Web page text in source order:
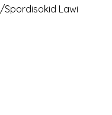
/Spordisokid Lawi